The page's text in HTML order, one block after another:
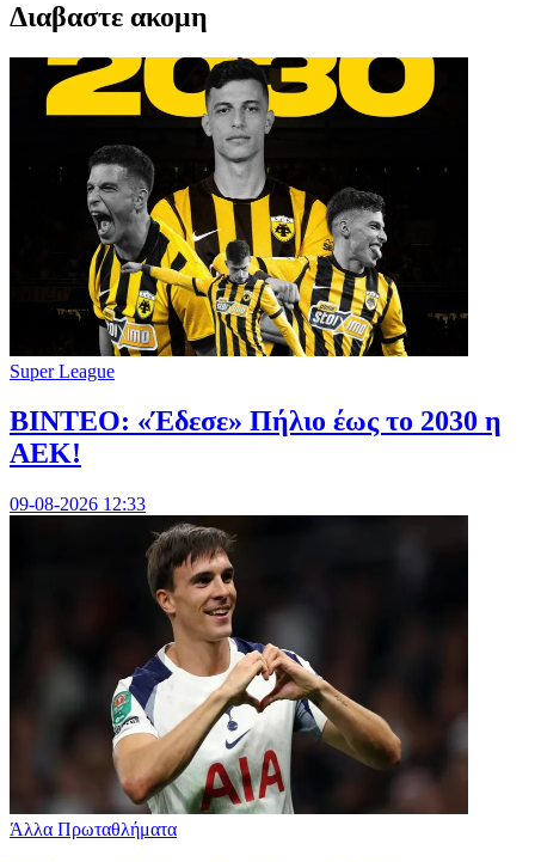
Διαβαστε ακομη
Super League
ΒΙΝΤΕΟ: «Έδεσε» Πήλιο έως το 2030 η
ΑΕΚ!
09-08-2026 12:33
Άλλα Πρωταθλήματα